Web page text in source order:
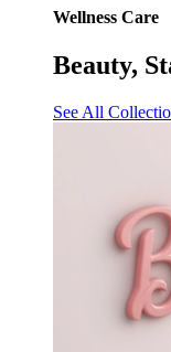
Wellness Care
Beauty,
See All